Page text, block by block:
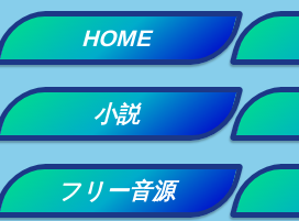
Skip
to
content
HOME
小説
フリー音源